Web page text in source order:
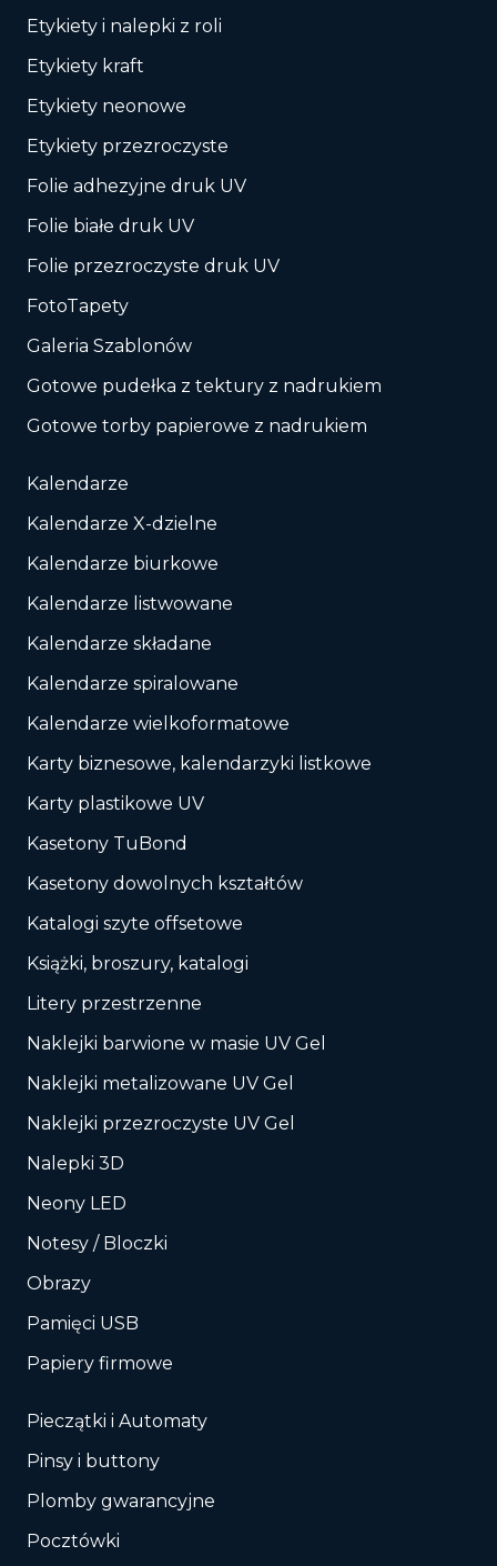
Etykiety i nalepki z roli
Etykiety kraft
Etykiety neonowe
Etykiety przezroczyste
Folie adhezyjne druk UV
Folie białe druk UV
Folie przezroczyste druk UV
FotoTapety
Galeria Szablonów
Gotowe pudełka z tektury z nadrukiem
Gotowe torby papierowe z nadrukiem
Kalendarze
Kalendarze X-dzielne
Kalendarze biurkowe
Kalendarze listwowane
Kalendarze składane
Kalendarze spiralowane
Kalendarze wielkoformatowe
Karty biznesowe, kalendarzyki listkowe
Karty plastikowe UV
Kasetony TuBond
Kasetony dowolnych kształtów
Katalogi szyte offsetowe
Książki, broszury, katalogi
Litery przestrzenne
Naklejki barwione w masie UV Gel
Naklejki metalizowane UV Gel
Naklejki przezroczyste UV Gel
Nalepki 3D
Neony LED
Notesy / Bloczki
Obrazy
Pamięci USB
Papiery firmowe
Pieczątki i Automaty
Pinsy i buttony
Plomby gwarancyjne
Pocztówki